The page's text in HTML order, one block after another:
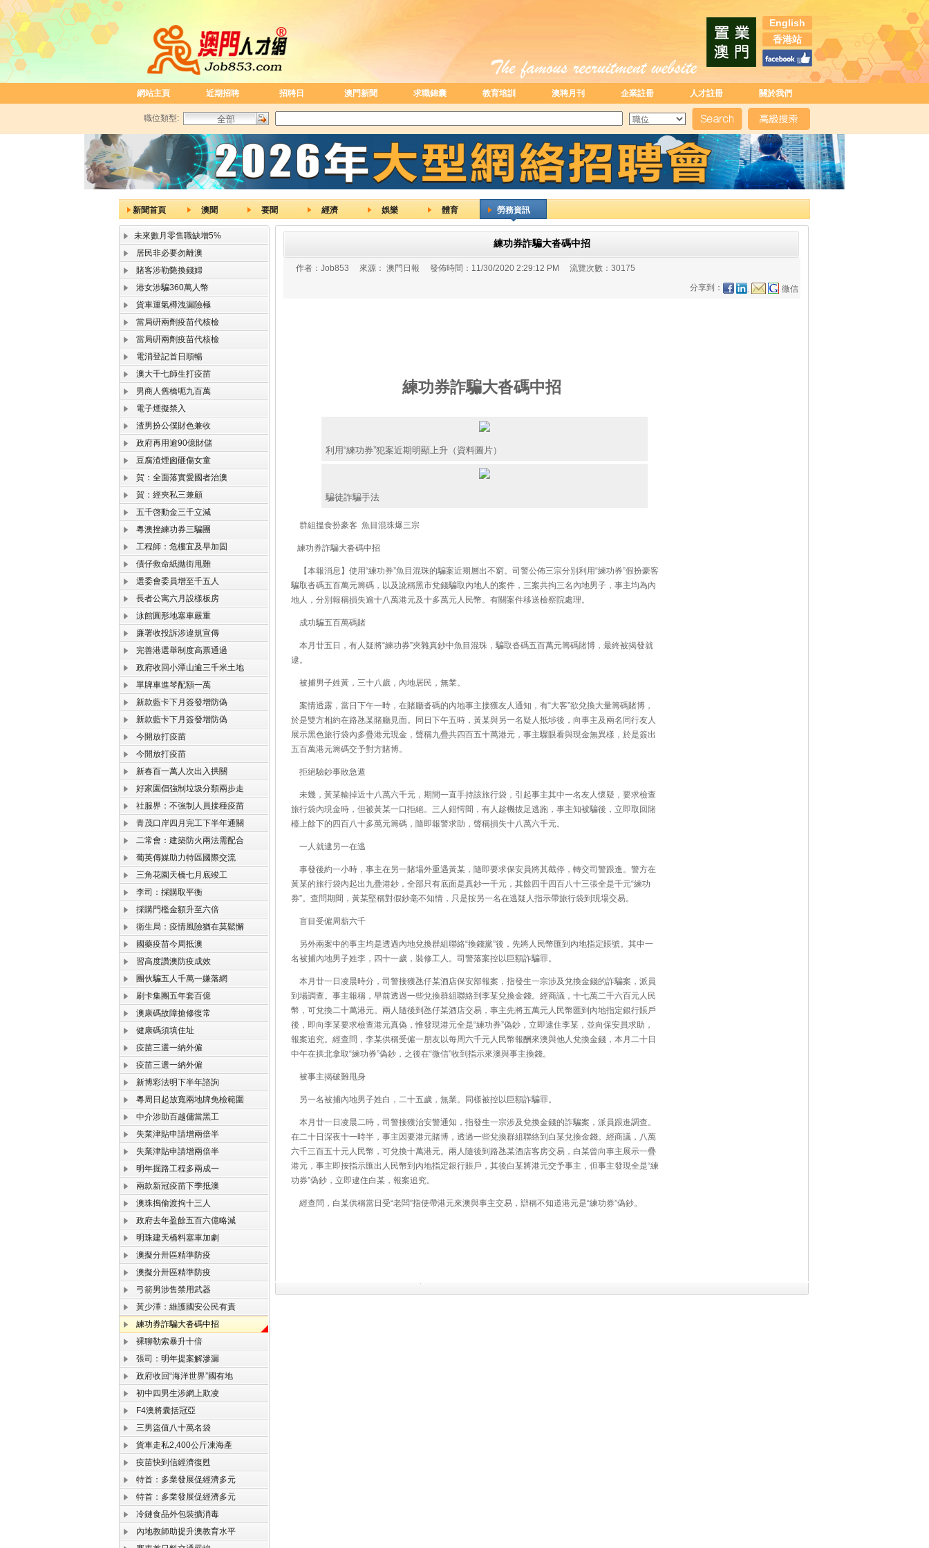
English
香港站
網站主頁 近期招聘 招聘日 澳門新聞 求職錦囊 教育培訓 澳聘月刊 企業註冊 人才註冊 關於我們
職位類型:
新聞首頁 澳聞 要聞 經濟 娛樂 體育 勞務資訊
未來數月零售職缺增5%
居民非必要勿離澳
賭客涉勒斃換錢婦
港女涉騙360萬人幣
貨車運氣樽洩漏險極
當局硏兩劑疫苗代核檢
當局硏兩劑疫苗代核檢
電消登記首日順暢
澳大千七師生打疫苗
男商人舊橋呃九百萬
電子煙擬禁入
渣男扮公僕財色兼收
政府再用逾90億財儲
豆腐渣煙囪砸傷女童
賀：全面落實愛國者治澳
賀：經夾私三兼顧
五千啓動金三千立減
粵澳挫練功券三騙團
工程師：危樓宜及早加固
債仔救命紙拋街甩難
選委會委員增至千五人
長者公寓六月設樣板房
泳館圓形地塞車嚴重
廉署收投訴涉違規宣傳
完善港選舉制度高票通過
政府收回小潭山逾三千米土地
單牌車進琴配額一萬
新款藍卡下月簽發增防偽
新款藍卡下月簽發增防偽
今開放打疫苗
今開放打疫苗
新春百一萬人次出入拱關
好家園倡強制垃圾分類兩步走
社服界：不強制人員接種疫苗
青茂口岸四月完工下半年通關
二常會：建築防火兩法需配合
葡英傳媒助力特區國際交流
三角花園天橋七月底竣工
李司：採購取平衡
採購門檻金額升至六倍
衛生局：疫情風險猶在莫鬆懈
國藥疫苗今周抵澳
習高度讚澳防疫成效
團伙騙五人千萬一嫌落網
刷卡集團五年套百億
澳康碼故障搶修復常
健康碼須填住址
疫苗三選一納外僱
疫苗三選一納外僱
新博彩法明下半年諮詢
粵周日起放寬兩地牌免檢範圍
中介涉助百越傭當黑工
失業津貼申請增兩倍半
失業津貼申請增兩倍半
明年掘路工程多兩成一
兩款新冠疫苗下季抵澳
澳珠搗偷渡拘十三人
政府去年盈餘五百六億略減
明珠建天橋料塞車加劇
澳擬分卅區精準防疫
澳擬分卅區精準防疫
弓箭男涉售禁用武器
黃少澤：維護國安公民有責
練功券詐騙大沓碼中招
裸聊勒索暴升十倍
張司：明年提案解滲漏
政府收回“海洋世界”國有地
初中四男生涉網上欺凌
F4澳將囊括冠亞
三男盜值八十萬名袋
貨車走私2,400公斤凍海產
疫苗快到信經濟復甦
特首：多業發展促經濟多元
特首：多業發展促經濟多元
冷鏈食品外包裝擴消毒
內地教師助提升澳教育水平
練功券詐騙大沓碼中招
作者： Job853 來源： 澳門日報 發佈時間： 11/30/2020 2:29:12 PM 流覽次數： 30175
分享到：
微信
練功券詐騙大沓碼中招
利用“練功券”犯案近期明顯上升（資料圖片）
騙徒詐騙手法
群組搵食扮豪客 魚目混珠爆三宗
練功券詐騙大沓碼中招
【本報消息】使用“練功券”魚目混珠的騙案近期層出不窮。司警公佈三宗分別利用“練功券”假扮豪客
騙取沓碼五百萬元籌碼，以及訛稱黑市兌錢騙取內地人的案件，三案共拘三名內地男子，事主均為內
地人，分別報稱損失逾十八萬港元及十多萬元人民幣。有關案件移送檢察院處理。
成功騙五百萬碼賭
本月廿五日，有人疑將“練功券”夾雜真鈔中魚目混珠，騙取沓碼五百萬元籌碼賭博，最終被揭發就
逮。
被捕男子姓黃，三十八歲，內地居民，無業。
案情透露，當日下午一時，在賭廳沓碼的內地事主接獲友人通知，有“大客”欲兌換大量籌碼賭博，
於是雙方相約在路氹某賭廳見面。同日下午五時，黃某與另一名疑人抵埗後，向事主及兩名同行友人
展示黑色旅行袋內多疊港元現金，聲稱九疊共四百五十萬港元，事主驟眼看與現金無異樣，於是簽出
五百萬港元籌碼交予對方賭博。
拒絕驗鈔事敗急遁
未幾，黃某輸掉近十八萬六千元，期間一直手持該旅行袋，引起事主其中一名友人懷疑，要求檢查
旅行袋內現金時，但被黃某一口拒絕。三人錯愕間，有人趁機拔足逃跑，事主知被騙後，立即取回賭
檯上餘下的四百八十多萬元籌碼，隨即報警求助，聲稱損失十八萬六千元。
一人就逮另一在逃
事發後約一小時，事主在另一賭場外重遇黃某，隨即要求保安員將其截停，轉交司警跟進。警方在
黃某的旅行袋內起出九疊港鈔，全部只有底面是真鈔一千元，其餘四千四百八十三張全是千元“練功
券”。查問期間，黃某堅稱對假鈔毫不知情，只是按另一名在逃疑人指示帶旅行袋到現場交易。
盲目受僱周薪六千
另外兩案中的事主均是透過內地兌換群組聯絡“換錢黨”後，先將人民幣匯到內地指定賬號。其中一
名被捕內地男子姓李，四十一歲，裝修工人。司警落案控以巨額詐騙罪。
本月廿一日凌晨時分，司警接獲氹仔某酒店保安部報案，指發生一宗涉及兌換金錢的詐騙案，派員
到場調查。事主報稱，早前透過一些兌換群組聯絡到李某兌換金錢。經商議，十七萬二千六百元人民
幣，可兌換二十萬港元。兩人隨後到氹仔某酒店交易，事主先將五萬元人民幣匯到內地指定銀行賬戶
後，即向李某要求檢查港元真偽，惟發現港元全是“練功券”偽鈔，立即逮住李某，並向保安員求助，
報案追究。經查問，李某供稱受僱一朋友以每周六千元人民幣報酬來澳與他人兌換金錢，本月二十日
中午在拱北拿取“練功券”偽鈔，之後在“微信”收到指示來澳與事主換錢。
被事主揭破難甩身
另一名被捕內地男子姓白，二十五歲，無業。同樣被控以巨額詐騙罪。
本月廿一日凌晨二時，司警接獲治安警通知，指發生一宗涉及兌換金錢的詐騙案，派員跟進調查。
在二十日深夜十一時半，事主因要港元賭博，透過一些兌換群組聯絡到白某兌換金錢。經商議，八萬
六千三百五十元人民幣，可兌換十萬港元。兩人隨後到路氹某酒店客房交易，白某曾向事主展示一疊
港元，事主即按指示匯出人民幣到內地指定銀行賬戶，其後白某將港元交予事主，但事主發現全是“練
功券”偽鈔，立即逮住白某，報案追究。
經查問，白某供稱當日受“老闆”指使帶港元來澳與事主交易，辯稱不知道港元是“練功券”偽鈔。